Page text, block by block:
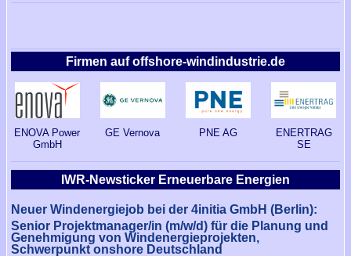
IWR-Newsticker Erneuerbare Energien
Neuer Windenergiejob bei der 4initia GmbH (Berlin):
Senior Projektmanager/in (m/w/d) für die Planung und
Genehmigung von Windenergieprojekten,
Schwerpunkt onshore Deutschland
Firmen auf offshore-windindustrie.de
ENOVA Power
GmbH
GE Vernova PNE AG
ENERTRAG
SE